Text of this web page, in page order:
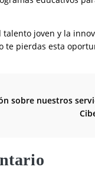
joven y la
te pierdas esta
sobre nuestros